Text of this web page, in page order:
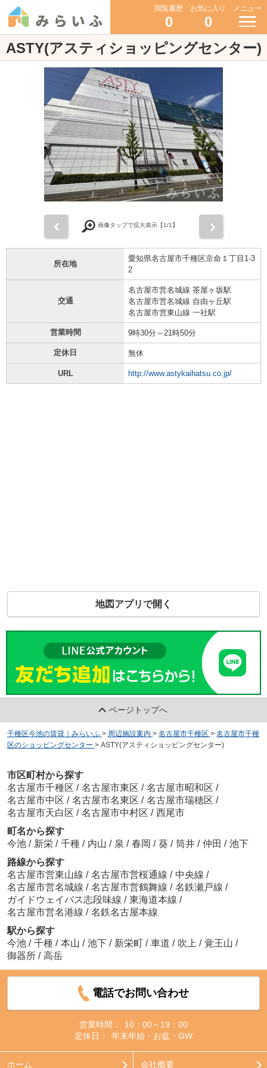
閲覧履歴
0
お気に入り
0
メニュー
ASTY(アスティショッピングセンター)
画像タップで拡大表示【1/1】
所在地
愛知県名古屋市千種区京命１丁目1-3
2
交通
名古屋市営名城線 茶屋ヶ坂駅
名古屋市営名城線 自由ヶ丘駅
名古屋市営東山線 一社駅
営業時間 9時30分～21時50分
定休日 無休
URL http://www.astykaihatsu.co.jp/
地図アプリで開く
ページトップへ
千種区今池の賃貸｜みらいふ > 周辺施設案内 > 名古屋市千種区 > 名古屋市千種
区のショッピングセンター > ASTY(アスティショッピングセンター)
市区町村から探す
名古屋市千種区 / 名古屋市東区 / 名古屋市昭和区 /
名古屋市中区 / 名古屋市名東区 / 名古屋市瑞穂区 /
名古屋市天白区 / 名古屋市中村区 / 西尾市
町名から探す
今池 / 新栄 / 千種 / 内山 / 泉 / 春岡 / 葵 / 筒井 / 仲田 / 池下
路線から探す
名古屋市営東山線 / 名古屋市営桜通線 / 中央線 /
名古屋市営名城線 / 名古屋市営鶴舞線 / 名鉄瀬戸線 /
ガイドウェイバス志段味線 / 東海道本線 /
名古屋市営名港線 / 名鉄名古屋本線
駅から探す
今池 / 千種 / 本山 / 池下 / 新栄町 / 車道 / 吹上 / 覚王山 /
御器所 / 高岳
電話でお問い合わせ
営業時間：
10：00～19：00
定休日：
年末年始・お盆・GW
ホーム 会社概要